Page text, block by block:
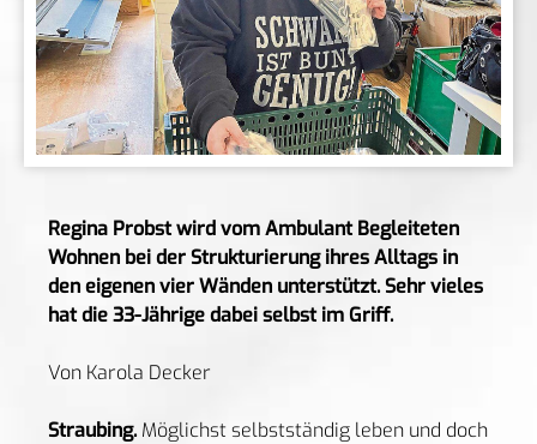
Regina Probst wird vom Ambulant Begleiteten
Wohnen bei der Strukturierung ihres Alltags in
den eigenen vier Wänden unterstützt. Sehr vieles
hat die 33-Jährige dabei selbst im Griff.
Von Karola Decker
Straubing. Möglichst selbstständig leben und doch